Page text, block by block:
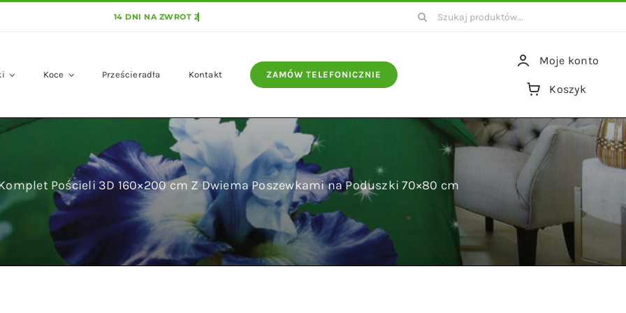
Szukaj
Koce Prześcieradła Kontakt ZAMÓW TELEFONICZNIE
Moje konto
Koszyk
Pościeli 3D 160×200 cm Z Dwiema Poszewkami na Poduszki 70×80 cm